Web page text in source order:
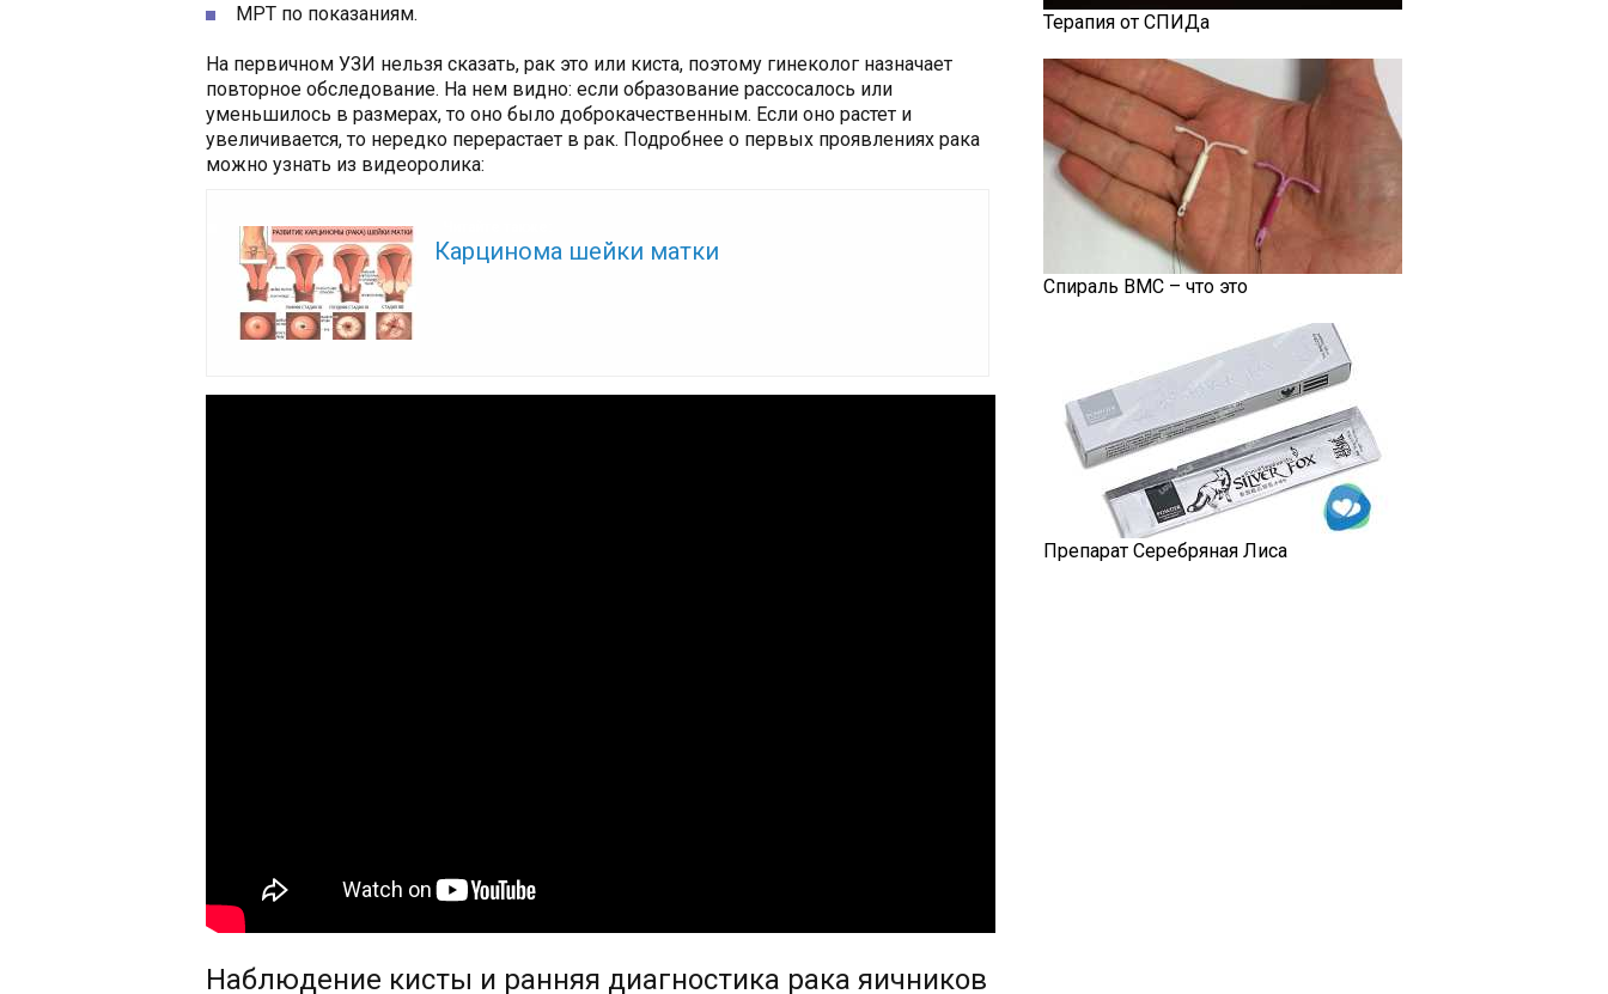
МРТ по показаниям.
На первичном УЗИ нельзя сказать, рак это или киста, поэтому гинеколог назначает
повторное обследование. На нем видно: если образование рассосалось или
уменьшилось в размерах, то оно было доброкачественным. Если оно растет и
увеличивается, то нередко перерастает в рак. Подробнее о первых проявлениях рака
можно узнать из видеоролика:
Карцинома шейки матки
Наблюдение кисты и ранняя диагностика рака яичников
Терапия от СПИДа
Спираль ВМС – что это
Препарат Серебряная Лиса